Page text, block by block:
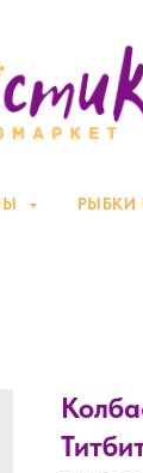
РЫБКИ